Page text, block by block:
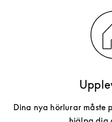
Dina nya hörlurar måste